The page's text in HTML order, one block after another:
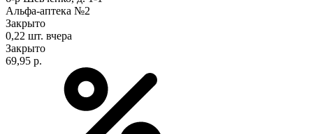
Альфа-аптека №2
Закрыто
0,22 шт. вчера
Закрыто
69,95 р.